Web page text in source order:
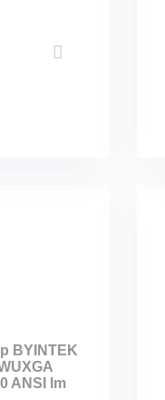
BYINTEK
ANSI lm